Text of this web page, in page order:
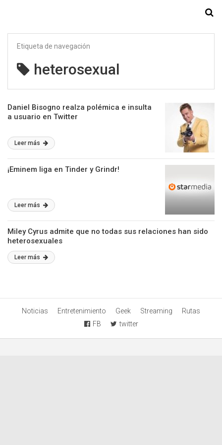
Etiqueta de navegación
heterosexual
Daniel Bisogno realza polémica e insulta
a usuario en Twitter
Leer más
¡Eminem liga en Tinder y Grindr!
Leer más
Miley Cyrus admite que no todas sus relaciones han sido
heterosexuales
Leer más
Noticias Entretenimiento Geek Streaming
Rutas
FB
twitter